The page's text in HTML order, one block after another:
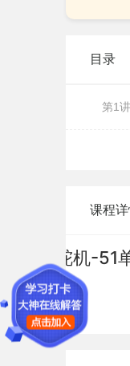
目录
第1讲
课程
舵机-51